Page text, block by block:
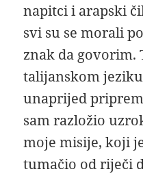
napitci i arapski
svi su se morali
znak da govorim.
talijanskom
unaprijed
sam razložio
moje misije, koji
tumačio od riječi